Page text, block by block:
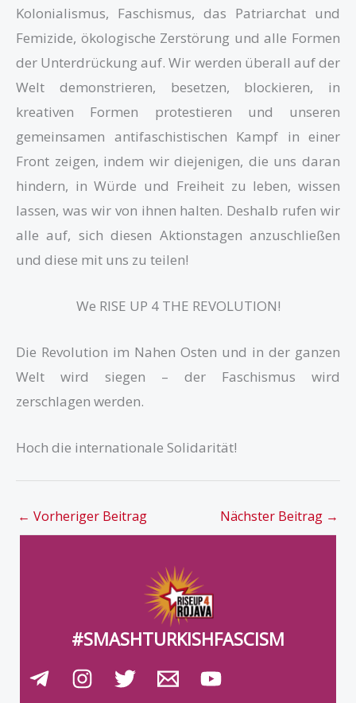
Kolonialismus, Faschismus, das Patriarchat und
Femizide, ökologische Zerstörung und alle Formen
der Unterdrückung auf. Wir werden überall auf der
Welt demonstrieren, besetzen, blockieren, in
kreativen Formen protestieren und unseren
gemeinsamen antifaschistischen Kampf in einer
Front zeigen, indem wir diejenigen, die uns daran
hindern, in Würde und Freiheit zu leben, wissen
lassen, was wir von ihnen halten. Deshalb rufen wir
alle auf, sich diesen Aktionstagen anzuschließen
und diese mit uns zu teilen!
We RISE UP 4 THE REVOLUTION!
Die Revolution im Nahen Osten und in der ganzen
Welt wird siegen – der Faschismus wird
zerschlagen werden.
Hoch die internationale Solidarität!
← Vorheriger Beitrag Nächster Beitrag →
#SMASHTURKISHFASCISM